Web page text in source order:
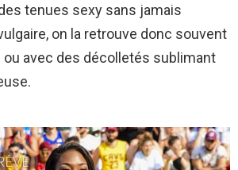
tenues sexy sans jamais
on la retrouve donc souvent
ou avec des décolletés sublimant